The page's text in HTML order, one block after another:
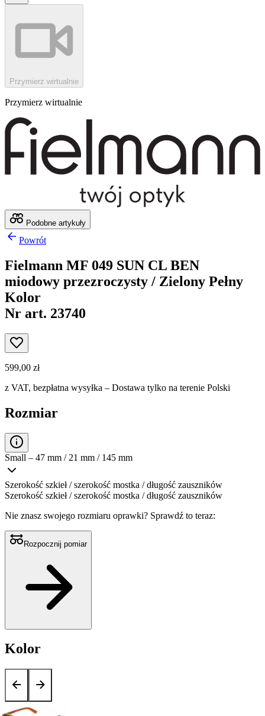
Przymierz wirtualnie
Przymierz wirtualnie
Podobne artykuły
Powrót
Fielmann MF 049 SUN CL BEN
miodowy przezroczysty / Zielony Pełny
Kolor
Nr art. 23740
599,00 zł
z VAT, bezpłatna wysyłka – Dostawa tylko na terenie Polski
Rozmiar
Small – 47 mm / 21 mm / 145 mm
Szerokość szkieł / szerokość mostka / długość zauszników
Szerokość szkieł / szerokość mostka / długość zauszników
Nie znasz swojego rozmiaru oprawki? Sprawdź to teraz:
Rozpocznij pomiar
Kolor